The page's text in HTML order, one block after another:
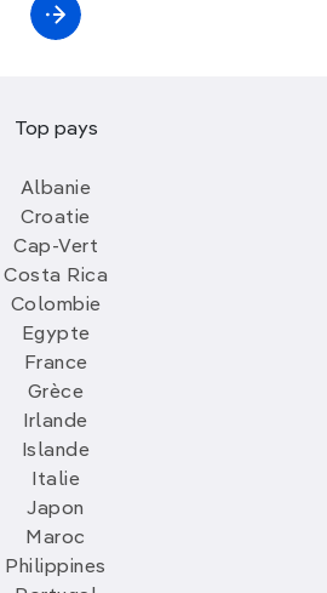
Top pays
Albanie
Croatie
Cap-Vert
Costa Rica
Colombie
Egypte
France
Grèce
Irlande
Islande
Italie
Japon
Maroc
Philippines